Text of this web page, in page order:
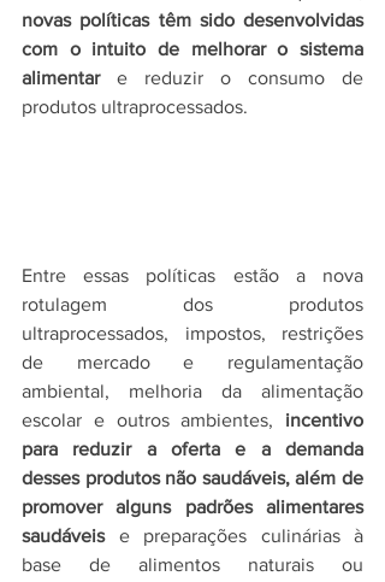
novas políticas têm sido desenvolvidas
com o intuito de melhorar o sistema
alimentar e reduzir o consumo de
produtos ultraprocessados.
Entre essas políticas estão a nova
rotulagem dos produtos
ultraprocessados, impostos, restrições
de mercado e regulamentação
ambiental, melhoria da alimentação
escolar e outros ambientes, incentivo
para reduzir a oferta e a demanda
desses produtos não saudáveis, além de
promover alguns padrões alimentares
saudáveis ​​e preparações culinárias à
base de alimentos naturais ou